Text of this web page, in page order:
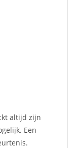
altijd zijn
Een